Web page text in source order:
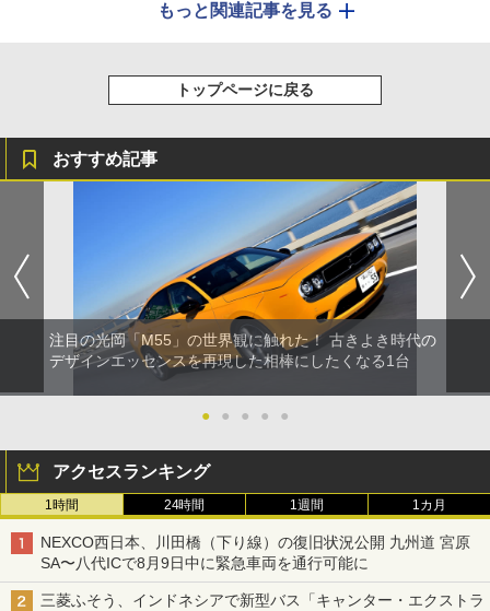
もっと関連記事を見る
トップページに戻る
おすすめ記事
注目の光岡「M55」の世界観に触れた！ 古きよき時代の
デザインエッセンスを再現した相棒にしたくなる1台
● ● ● ● ●
アクセスランキング
1時間 24時間 1週間 1カ月
NEXCO西日本、川田橋（下り線）の復旧状況公開 九州道 宮原
SA〜八代ICで8月9日中に緊急車両を通行可能に
三菱ふそう、インドネシアで新型バス「キャンター・エクストラ